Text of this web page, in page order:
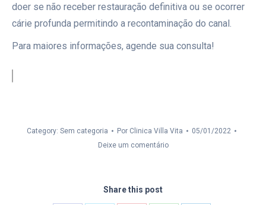
doer se não receber restauração definitiva ou se ocorrer
cárie profunda permitindo a recontaminação do canal.
Para maiores informações, agende sua consulta!
Category: Sem categoria Por Clinica Villa Vita
05/01/2022
Deixe um comentário
Share this post